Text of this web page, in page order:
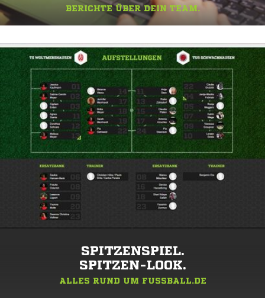
BERICHTE ÜBER DEIN TEAM.
SPITZENSPIEL.
SPITZEN-LOOK.
ALLES RUND UM FUSSBALL.DE